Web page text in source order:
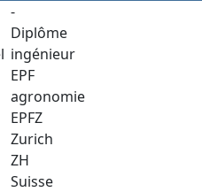
-
Diplôme
ingénieur
EPF
agronomie
EPFZ
Zurich
ZH
Suisse